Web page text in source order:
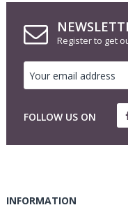
Register to get
FOLLOW US ON
INFORMATION